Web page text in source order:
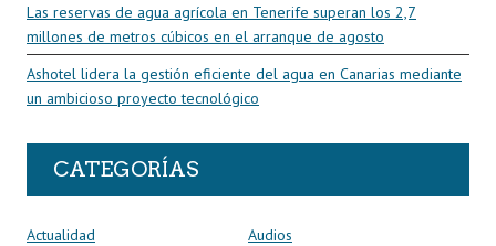
Las reservas de agua agrícola en Tenerife superan los 2,7
millones de metros cúbicos en el arranque de agosto
Ashotel lidera la gestión eficiente del agua en Canarias mediante
un ambicioso proyecto tecnológico
CATEGORÍAS
Actualidad
Audios